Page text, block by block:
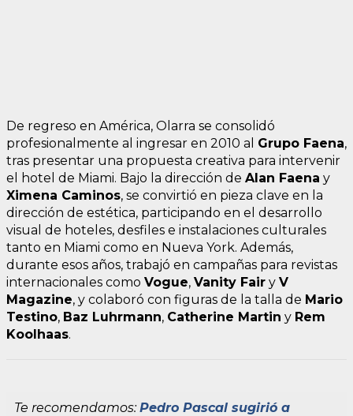
De regreso en América, Olarra se consolidó
profesionalmente al ingresar en 2010 al Grupo Faena,
tras presentar una propuesta creativa para intervenir
el hotel de Miami. Bajo la dirección de Alan Faena y
Ximena Caminos, se convirtió en pieza clave en la
dirección de estética, participando en el desarrollo
visual de hoteles, desfiles e instalaciones culturales
tanto en Miami como en Nueva York. Además,
durante esos años, trabajó en campañas para revistas
internacionales como Vogue, Vanity Fair y V
Magazine, y colaboró con figuras de la talla de Mario
Testino, Baz Luhrmann, Catherine Martin y Rem
Koolhaas.
Te recomendamos:Pedro Pascal sugirió a